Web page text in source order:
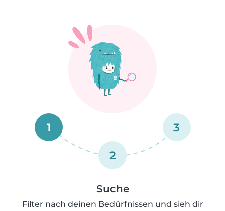
1
2
3
Suche
Filter nach deinen Bedürfnissen und sieh dir